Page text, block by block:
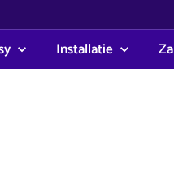
Installatie